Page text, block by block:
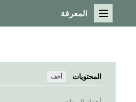
القائمة الرئيسية
المعرفة
المحتويات أخف